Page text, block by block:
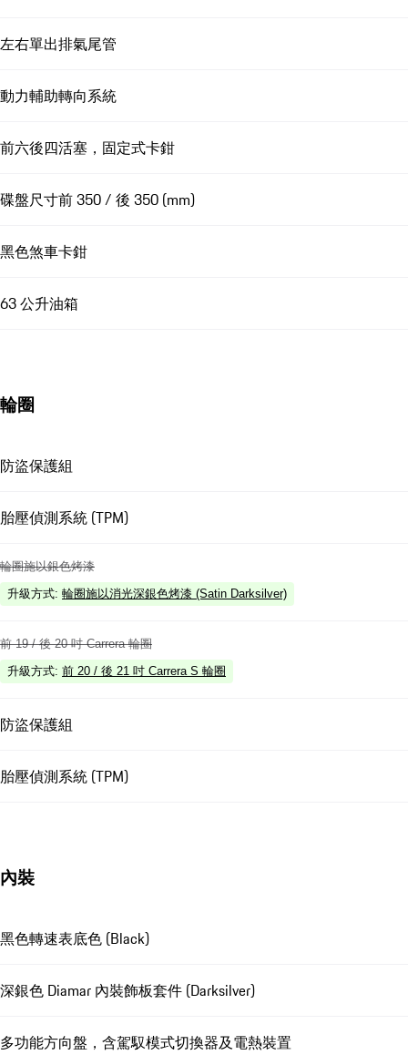
左右單出排氣尾管
動力輔助轉向系統
前六後四活塞，固定式卡鉗
碟盤尺寸前 350 / 後 350 (mm)
黑色煞車卡鉗
63 公升油箱
輪圈
防盜保護組
胎壓偵測系統 (TPM)
輪圈施以銀色烤漆
升級方式: 輪圈施以消光深銀色烤漆 (Satin Darksilver)
前 19 / 後 20 吋 Carrera 輪圈
升級方式: 前 20 / 後 21 吋 Carrera S 輪圈
防盜保護組
胎壓偵測系統 (TPM)
內裝
黑色轉速表底色 (Black)
深銀色 Diamar 內裝飾板套件 (Darksilver)
多功能方向盤，含駕馭模式切換器及電熱裝置